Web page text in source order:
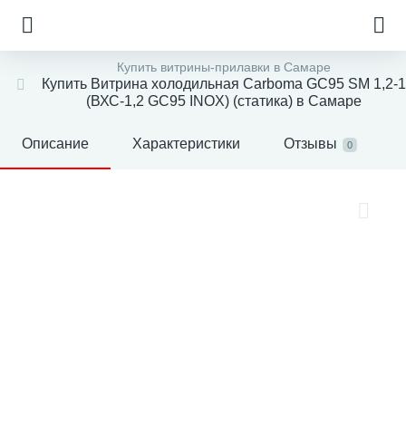
Купить витрины-прилавки в Самаре
Купить Витрина холодильная Carboma GC95 SM 1,2-1
(ВХС-1,2 GC95 INOX) (статика) в Самаре
Описание Характеристики Отзывы 0